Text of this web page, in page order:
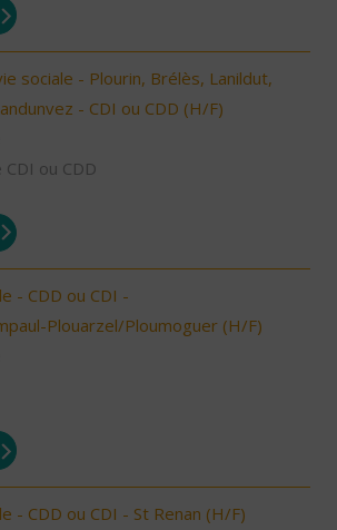
sociale - Plourin, Brélès, Lanildut,
- CDI ou CDD (H/F)
ou CDD
- CDD ou CDI -
Plouarzel/Ploumoguer (H/F)
- CDD ou CDI - St Renan (H/F)